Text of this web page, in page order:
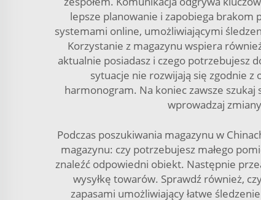
lepsze planowanie i zapobiega
systemami online, umożliwiającymi
Korzystanie z magazynu wspiera
aktualnie posiadasz i czego potrzebujesz
sytuacje nie rozwijają się zgodnie
harmonogram. Na koniec zawsze szukaj
wprowadzaj
Podczas poszukiwania magazynu w
magazynu: czy potrzebujesz małego
znaleźć odpowiedni obiekt. Następnie
wysyłkę towarów. Sprawdź również,
zapasami umożliwiający łatwe